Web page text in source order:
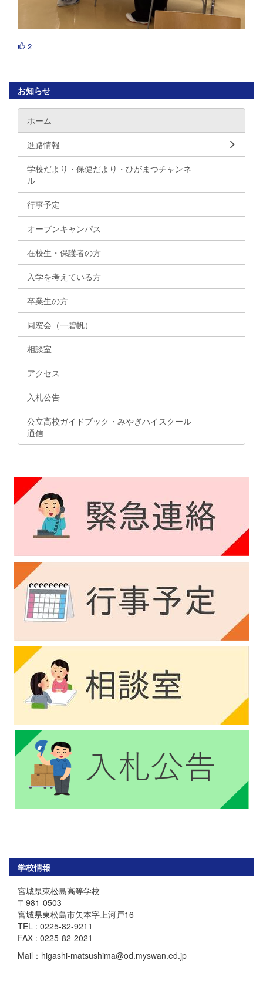
2
お知らせ
ホーム
進路情報
学校だより・保健だより・ひがまつチャンネ
ル
行事予定
オープンキャンパス
在校生・保護者の方
入学を考えている方
卒業生の方
同窓会（一碧帆）
相談室
アクセス
入札公告
公立高校ガイドブック・みやぎハイスクール
通信
学校情報
宮城県東松島高等学校
〒981-0503
宮城県東松島市矢本字上河戸16
TEL : 0225-82-9211
FAX : 0225-82-2021
Mail：higashi-matsushima@od.myswan.ed.jp